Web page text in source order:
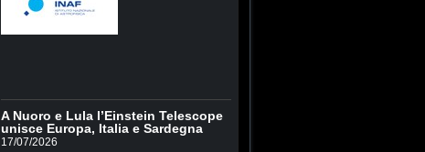
A Nuoro e Lula l’Einstein Telescope
unisce Europa, Italia e Sardegna
17/07/2026